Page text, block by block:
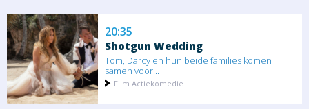
20:35
Shotgun Wedding
Tom, Darcy en hun beide families komen
samen voor...
Film Actiekomedie